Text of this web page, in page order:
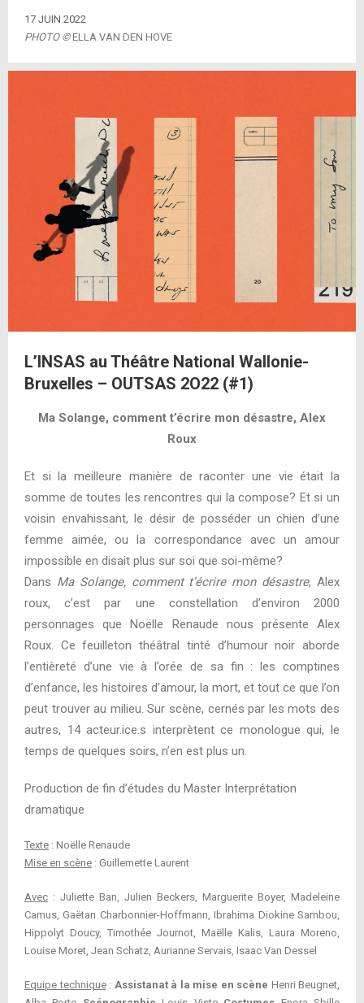
17 JUIN 2022
PHOTO ©ELLA VAN DEN HOVE
L’INSAS au Théâtre National Wallonie-
Bruxelles – OUTSAS 2O22 (#1)
Ma Solange, comment t’écrire mon désastre, Alex
Roux
Et si la meilleure manière de raconter une vie était la
somme de toutes les rencontres qui la compose? Et si un
voisin envahissant, le désir de posséder un chien d’une
femme aimée, ou la correspondance avec un amour
impossible en disait plus sur soi que soi-même?
Dans Ma Solange, comment t’écrire mon désastre, Alex
roux, c’est par une constellation d’environ 2000
personnages que Noëlle Renaude nous présente Alex
Roux. Ce feuilleton théâtral tinté d’humour noir aborde
l’entièreté d’une vie à l’orée de sa fin : les comptines
d’enfance, les histoires d’amour, la mort, et tout ce que l’on
peut trouver au milieu. Sur scène, cernés par les mots des
autres, 14 acteur.ice.s interprètent ce monologue qui, le
temps de quelques soirs, n’en est plus un.
Production de fin d’études du Master Interprétation
dramatique
Texte : Noëlle Renaude
Mise en scène : Guillemette Laurent
Avec : Juliette Ban, Julien Beckers, Marguerite Boyer, Madeleine
Camus, Gaëtan Charbonnier-Hoffmann, Ibrahima Diokine Sambou,
Hippolyt Doucy, Timothée Journot, Maëlle Kalis, Laura Moreno,
Louise Moret, Jean Schatz, Aurianne Servais, Isaac Van Dessel
Equipe technique: Assistanat à la mise en scène Henri Beugnet,